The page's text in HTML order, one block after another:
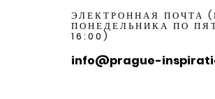
ЭЛЕКТРОННАЯ ПОЧТА
ПОНЕДЕЛЬНИКА ПО
16:00)
info@prague-